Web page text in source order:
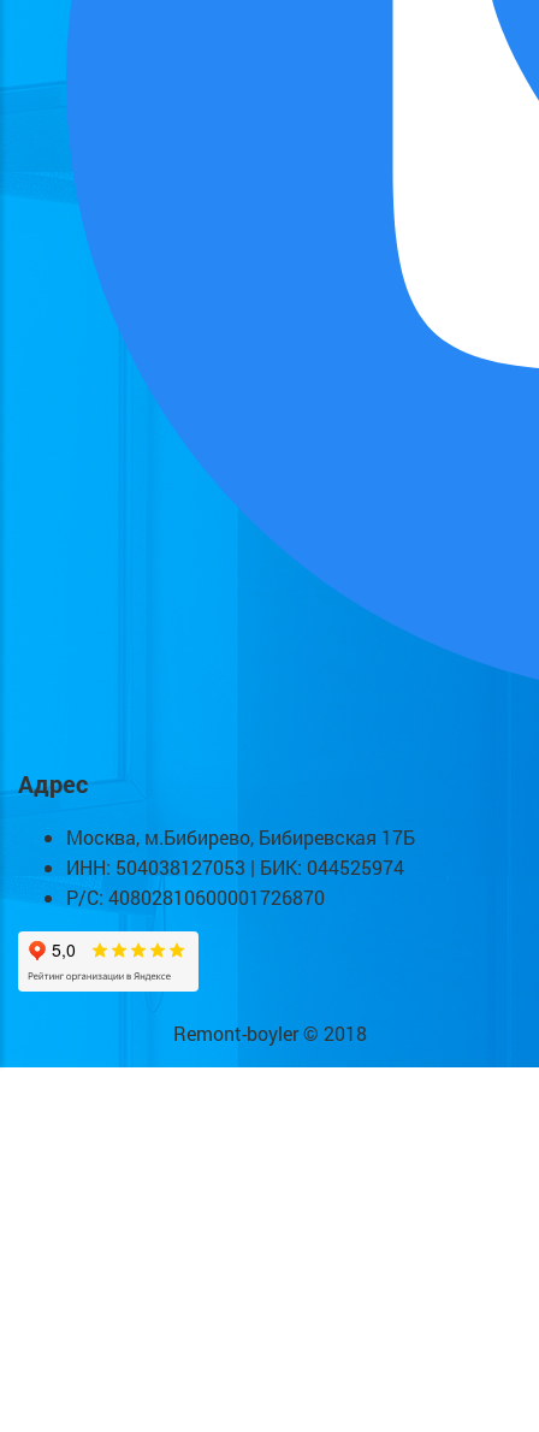
Адрес
Москва, м.Бибирево, Бибиревская 17Б
ИНН: 504038127053 | БИК: 044525974
Р/С: 40802810600001726870
Remont-boyler © 2018